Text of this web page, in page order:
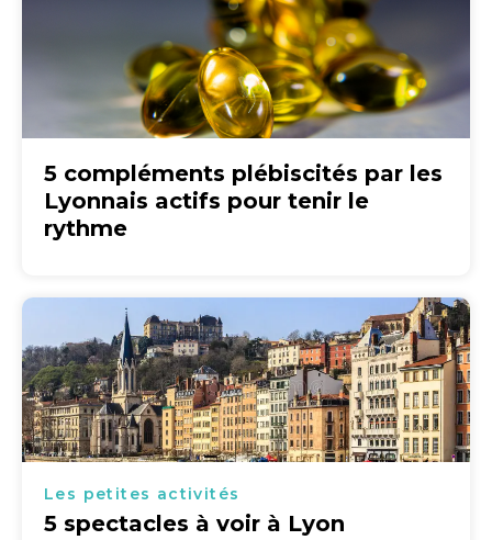
5 compléments plébiscités par les
Lyonnais actifs pour tenir le
rythme
Les petites activités
5 spectacles à voir à Lyon